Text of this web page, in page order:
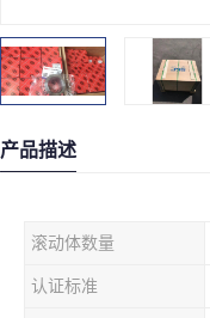
产品描述
滚动体数量
认证标准